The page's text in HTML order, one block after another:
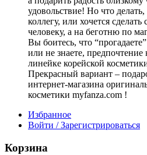
удовольствие! Но что
коллегу, или хочется
человеку, а на беготню по
Вы боитесь, что
или не знаете,
линейке корейской
Прекрасный вариант –
интернет-магазина
косметики myfanza.com !
Избранное
Войти / Зарегистрироваться
Корзина